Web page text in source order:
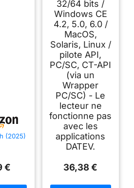
(2025)
€
32/64 bits /
Windows CE
4.2, 5.0, 6.0 /
MacOS,
Solaris, Linux /
pilote API,
PC/SC, CT-API
(via un
Wrapper
PC/SC) - Le
lecteur ne
fonctionne pas
avec les
applications
DATEV.
36,38 €